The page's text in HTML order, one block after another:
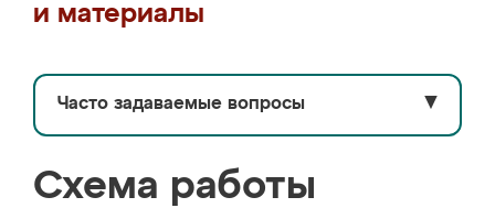
и материалы
Часто задаваемые вопросы ▼
Схема работы